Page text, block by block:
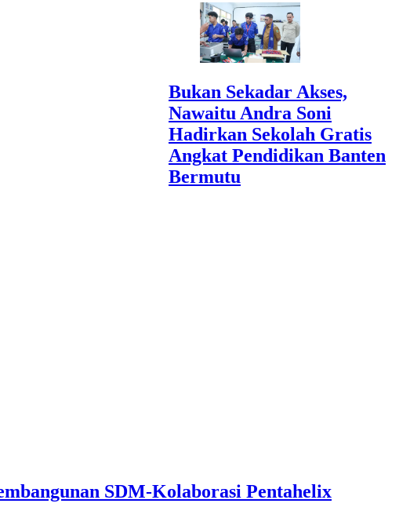
Bukan Sekadar Akses,
Nawaitu Andra Soni
Hadirkan Sekolah Gratis
Angkat Pendidikan Banten
Bermutu
SDM-Kolaborasi Pentahelix